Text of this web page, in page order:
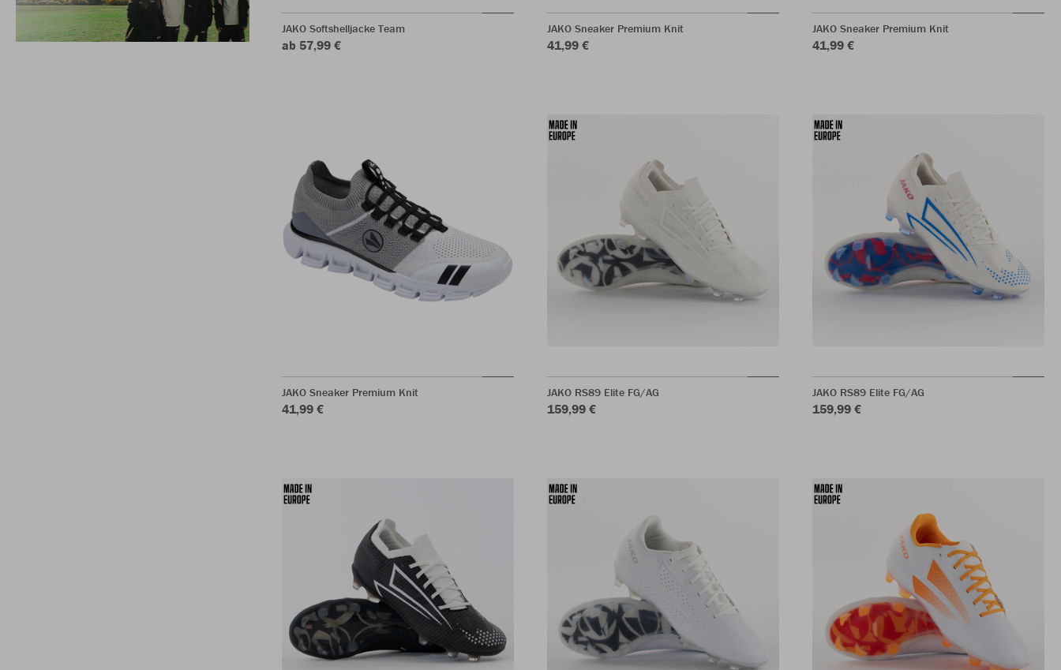
JAKO Softshelljacke Team
ab 57,99 €
JAKO Sneaker Premium Knit
41,99 €
JAKO Sneaker Premium Knit
41,99 €
JAKO Sneaker Premium Knit
41,99 €
JAKO RS89 Elite FG/AG
159,99 €
JAKO RS89 Elite FG/AG
159,99 €